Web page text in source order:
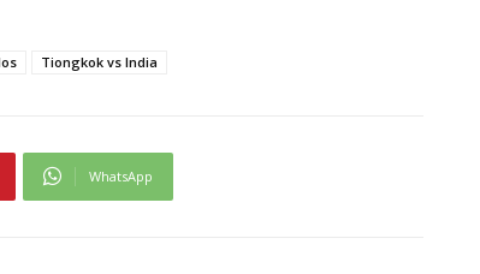
Tiongkok vs India
WhatsApp